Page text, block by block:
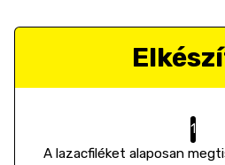
A lazacfiléket alaposan